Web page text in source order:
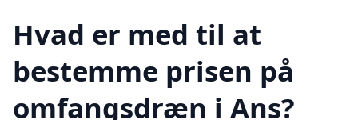
Hvad er med til at
bestemme prisen på
omfangsdræn i Ans?